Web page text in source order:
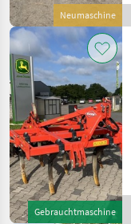
Neumaschine
Gebrauchtmaschine